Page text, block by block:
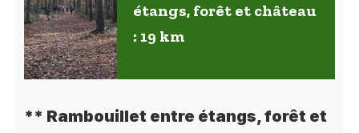
étangs, forêt et château
: 19 km
** Rambouillet entre étangs, forêt et